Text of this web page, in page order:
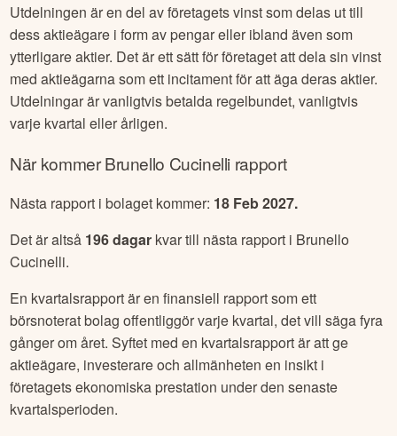
Utdelningen är en del av företagets vinst som delas ut till
dess aktieägare i form av pengar eller ibland även som
ytterligare aktier. Det är ett sätt för företaget att dela sin vinst
med aktieägarna som ett incitament för att äga deras aktier.
Utdelningar är vanligtvis betalda regelbundet, vanligtvis
varje kvartal eller årligen.
När kommerBrunello Cucinelli rapport
Nästa rapport i bolaget kommer: 18 Feb 2027.
Det är altså 196dagar kvar till nästa rapport i Brunello
Cucinelli.
En kvartalsrapport är en finansiell rapport som ett
börsnoterat bolag offentliggör varje kvartal, det vill säga fyra
gånger om året. Syftet med en kvartalsrapport är att ge
aktieägare, investerare och allmänheten en insikt i
företagets ekonomiska prestation under den senaste
kvartalsperioden.